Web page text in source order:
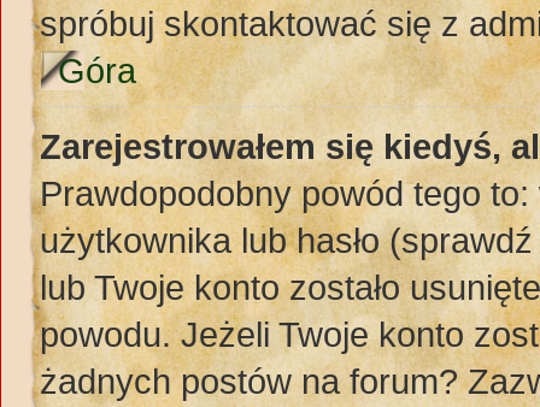
spróbuj skontaktować się z
Góra
Zarejestrowałem się kiedyś,
Prawdopodobny powód tego
użytkownika lub hasło
lub Twoje konto zostało
powodu. Jeżeli Twoje konto
żadnych postów na forum?